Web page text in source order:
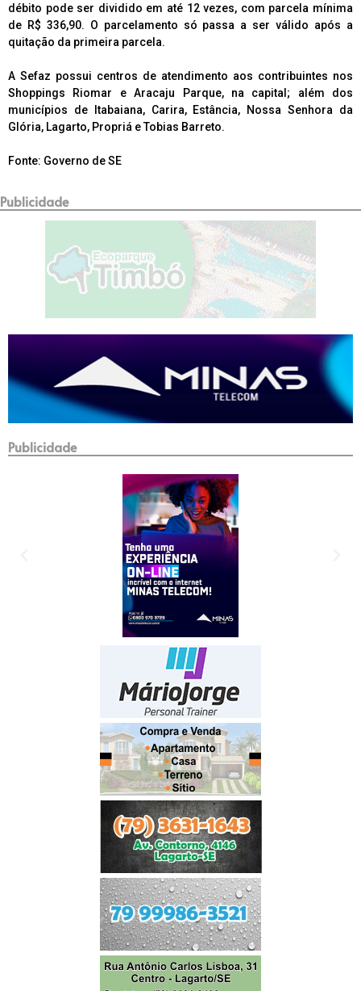
débito pode ser dividido em até 12 vezes, com parcela mínima
de R$ 336,90. O parcelamento só passa a ser válido após a
quitação da primeira parcela.
A Sefaz possui centros de atendimento aos contribuintes nos
Shoppings Riomar e Aracaju Parque, na capital; além dos
municípios de Itabaiana, Carira, Estância, Nossa Senhora da
Glória, Lagarto, Propriá e Tobias Barreto.
Fonte: Governo de SE
Publicidade
Publicidade